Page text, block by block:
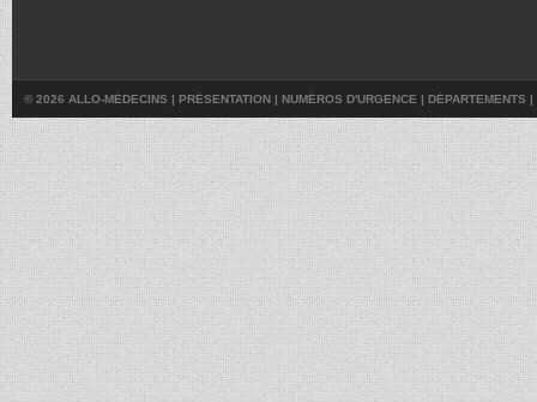
© 2026 ALLO-MÉDECINS | PRÉSENTATION | NUMÉROS D'URGENCE | DÉPARTEMENTS |